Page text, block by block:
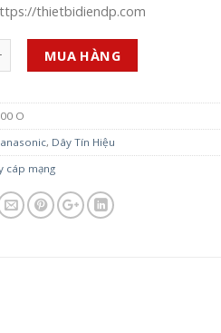
thietbidiendp.com
MUA HÀNG
O
, Dây Tín Hiệu
cáp mạng